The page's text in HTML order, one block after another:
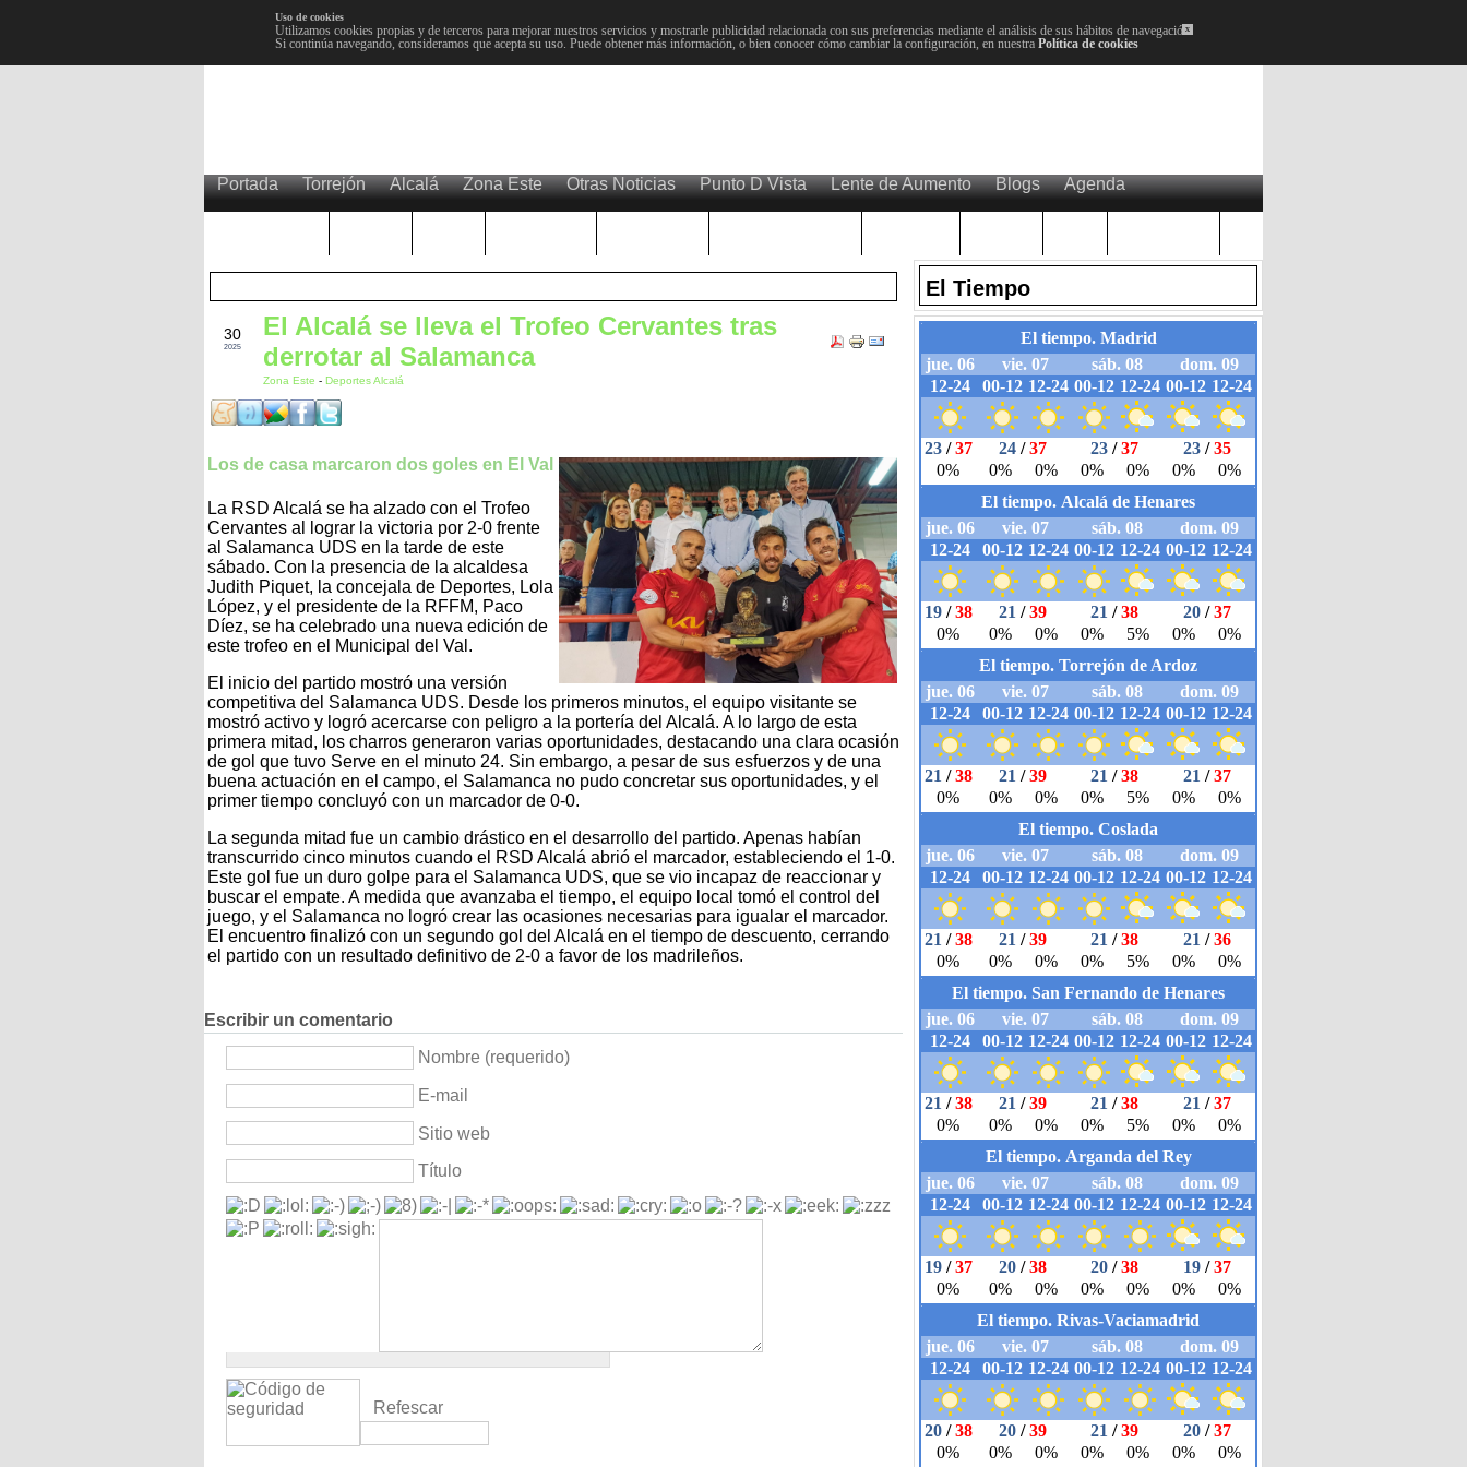
x
Uso de cookies
Utilizamos cookies propias y de terceros para mejorar nuestros servicios y mostrarle publicidad relacionada con sus preferencias mediante el análisis de sus hábitos de navegación.
Si continúa navegando, consideramos que acepta su uso. Puede obtener más información, o bien conocer cómo cambiar la configuración, en nuestra Política de cookies
Portada Torrejón Alcalá Zona Este Otras Noticias Punto D Vista Lente de Aumento Blogs Agenda
30
2025
El Alcalá se lleva el Trofeo Cervantes tras
derrotar al Salamanca
Zona Este - Deportes Alcalá
Los de casa marcaron dos goles en El Val
La RSD Alcalá se ha alzado con el Trofeo
Cervantes al lograr la victoria por 2-0 frente
al Salamanca UDS en la tarde de este
sábado. Con la presencia de la alcaldesa
Judith Piquet, la concejala de Deportes, Lola
López, y el presidente de la RFFM, Paco
Díez, se ha celebrado una nueva edición de
este trofeo en el Municipal del Val.
El inicio del partido mostró una versión
competitiva del Salamanca UDS. Desde los primeros minutos, el equipo visitante se
mostró activo y logró acercarse con peligro a la portería del Alcalá. A lo largo de esta
primera mitad, los charros generaron varias oportunidades, destacando una clara ocasión
de gol que tuvo Serve en el minuto 24. Sin embargo, a pesar de sus esfuerzos y de una
buena actuación en el campo, el Salamanca no pudo concretar sus oportunidades, y el
primer tiempo concluyó con un marcador de 0-0.
La segunda mitad fue un cambio drástico en el desarrollo del partido. Apenas habían
transcurrido cinco minutos cuando el RSD Alcalá abrió el marcador, estableciendo el 1-0.
Este gol fue un duro golpe para el Salamanca UDS, que se vio incapaz de reaccionar y
buscar el empate. A medida que avanzaba el tiempo, el equipo local tomó el control del
juego, y el Salamanca no logró crear las ocasiones necesarias para igualar el marcador.
El encuentro finalizó con un segundo gol del Alcalá en el tiempo de descuento, cerrando
el partido con un resultado definitivo de 2-0 a favor de los madrileños.
Escribir un comentario
Nombre (requerido)
E-mail
Sitio web
Título
Refescar
El Tiempo